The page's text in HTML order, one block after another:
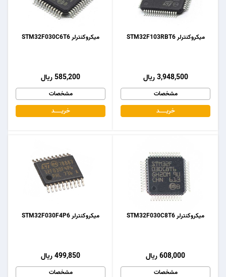
میکروکنترلر STM32F030C6T6
585,200 ریال
مشخصات
خریـــــــد
میکروکنترلر STM32F103RBT6
3,948,500 ریال
مشخصات
خریـــــــد
میکروکنترلر STM32F030F4P6
499,850 ریال
مشخصات
میکروکنترلر STM32F030C8T6
608,000 ریال
مشخصات